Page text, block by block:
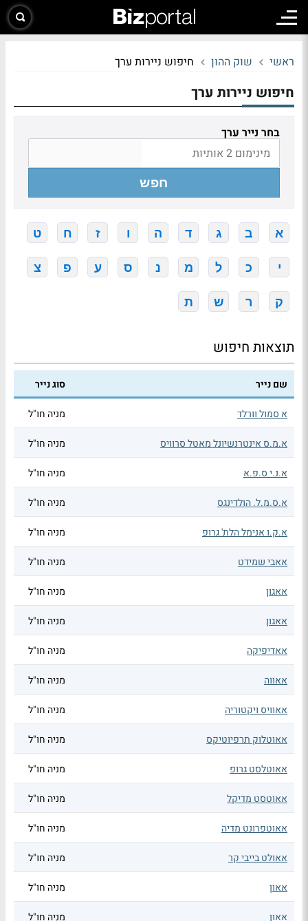
ראשי שוק ההון חיפוש ניירות ערך
חיפוש ניירות ערך
בחר נייר ערך
חפש
א ב ג ד ה ו ז ח ט
י כ ל מ נ ס ע פ צ
ק ר ש ת
תוצאות חיפוש
שם נייר סוג נייר
א סמול וורלד מניה חו"ל
א.מ.ס אינטרנשיונל מאטל סרוויס מניה חו"ל
א.נ.י ס.פ.א מניה חו"ל
א.ס.מ.ל. הולדינגס מניה חו"ל
א.ק.ו אנימל הלת' גרופ מניה חו"ל
אאבי שמידט מניה חו"ל
אאגון מניה חו"ל
אאגון מניה חו"ל
אאדיפיקה מניה חו"ל
אאווה מניה חו"ל
אאוויס ויקטוריה מניה חו"ל
אאוטלוק תרפיוטיקס מניה חו"ל
אאוטלסט גרופ מניה חו"ל
אאוטסט מדיקל מניה חו"ל
אאוטפרונט מדיה מניה חו"ל
אאולט בייבי קר מניה חו"ל
אאון מניה חו"ל
אאון מניה חו"ל